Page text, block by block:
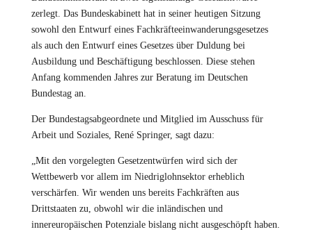
zerlegt. Das Bundeskabinett hat in seiner heutigen Sitzung
sowohl den Entwurf eines Fachkräfteeinwanderungsgesetzes
als auch den Entwurf eines Gesetzes über Duldung bei
Ausbildung und Beschäftigung beschlossen. Diese stehen
Anfang kommenden Jahres zur Beratung im Deutschen
Bundestag an.
Der Bundestagsabgeordnete und Mitglied im Ausschuss für
Arbeit und Soziales, René Springer, sagt dazu:
„Mit den vorgelegten Gesetzentwürfen wird sich der
Wettbewerb vor allem im Niedriglohnsektor erheblich
verschärfen. Wir wenden uns bereits Fachkräften aus
Drittstaaten zu, obwohl wir die inländischen und
innereuropäischen Potenziale bislang nicht ausgeschöpft haben.